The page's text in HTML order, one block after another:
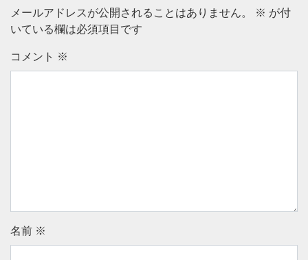
メールアドレスが公開されることはありません。 ※ が付
いている欄は必須項目です
コメント ※
名前 ※